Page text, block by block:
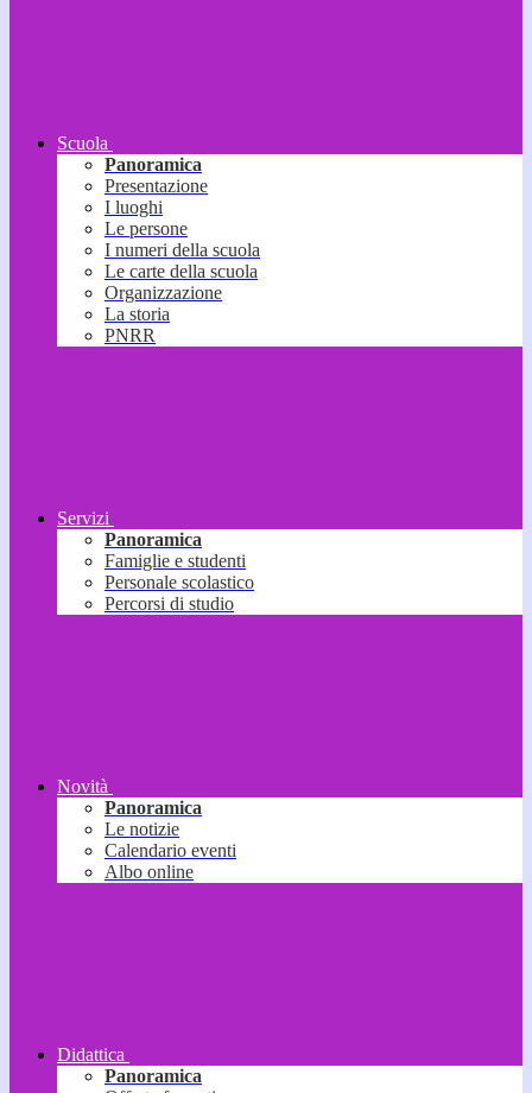
Scuola
Panoramica
Presentazione
I luoghi
Le persone
I numeri della scuola
Le carte della scuola
Organizzazione
La storia
PNRR
Servizi
Panoramica
Famiglie e studenti
Personale scolastico
Percorsi di studio
Novità
Panoramica
Le notizie
Calendario eventi
Albo online
Didattica
Panoramica